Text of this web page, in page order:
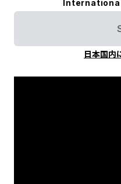
日本国内